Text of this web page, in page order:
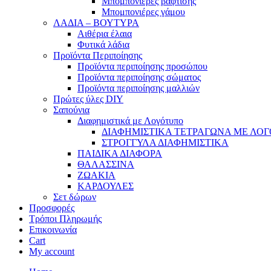
Μπομπονιέρες γάμου
ΛΑΔΙΑ – ΒΟΥΤΥΡΑ
Αιθέρια έλαια
Φυτικά λάδια
Προϊόντα Περιποίησης
Προϊόντα περιποίησης προσώπου
Προϊόντα περιποίησης σώματος
Προϊόντα περιποίησης μαλλιών
Πρώτες ύλες DIY
Σαπούνια
Διαφημιστικά με Λογότυπο
ΔΙΑΦΗΜΙΣΤΙΚΑ ΤΕΤΡΑΓΩΝΑ ΜΕ
ΣΤΡΟΓΓΥΛΑ ΔΙΑΦΗΜΙΣΤΙΚΑ
ΠΑΙΔΙΚΑ ΔΙΑΦΟΡΑ
ΘΑΛΑΣΣΙΝΑ
ΖΩΑΚΙΑ
ΚΑΡΔΟΥΛΕΣ
Σετ δώρων
Προσφορές
Τρόποι Πληρωμής
Επικοινωνία
Cart
My account